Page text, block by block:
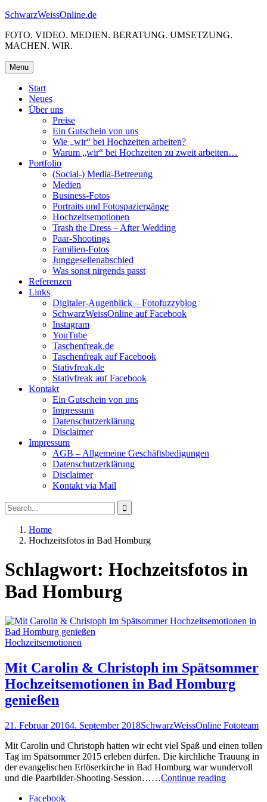
Skip
content
SchwarzWeissOnline.de
FOTO. VIDEO. MEDIEN. BERATUNG. UMSETZUNG.
MACHEN. WIR.
Menu
Start
Neues
Über uns
Preise
Ein Gutschein von uns
Wie „wir“ bei Hochzeiten arbeiten?
Warum „wir“ bei Hochzeiten zu zweit arbeiten…
Portfolio
(Social-) Media-Betreeung
Medien
Business-Fotos
Portraits und Fotospaziergänge
Hochzeitsemotionen
Trash the Dress – After Wedding
Paar-Shootings
Familien-Fotos
Junggesellenabschied
Was sonst nirgends passt
Referenzen
Links
Digitaler-Augenblick – Fotofuzzyblog
SchwarzWeissOnline auf Facebook
Instagram
YouTube
Taschenfreak.de
Taschenfreak auf Facebook
Stativfreak.de
Stativfreak auf Facebook
Kontakt
Ein Gutschein von uns
Impressum
Datenschutzerklärung
Disclaimer
Impressum
AGB – Allgemeine Geschäftsbedigungen
Datenschutzerklärung
Disclaimer
Kontakt via Mail
Search
Search
for:
Home
Posts
Hochzeitsfotos in Bad Homburg
Schlagwort: Hochzeitsfotos in
Bad Homburg
Hochzeitsemotionen
Mit Carolin & Christoph im Spätsommer
Hochzeitsemotionen in Bad Homburg
genießen
21. Februar 20164. September 2018SchwarzWeissOnline Fototeam
Mit Carolin und Christoph hatten wir echt viel Spaß und einen tollen
Tag im Spätsommer 2015 erleben dürfen. Die kirchliche Trauung in
der evangelischen Erlöserkirche in Bad Homburg war wundervoll
und die Paarbilder-Shooting-Session……Continue readingMit
Facebook